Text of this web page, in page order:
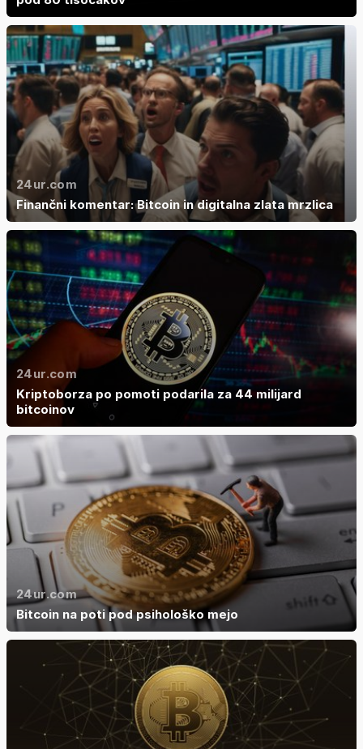
24ur.com
Finančni komentar: Bitcoin in digitalna zlata mrzlica
24ur.com
Kriptoborza po pomoti podarila za 44 milijard
bitcoinov
24ur.com
Bitcoin na poti pod psihološko mejo